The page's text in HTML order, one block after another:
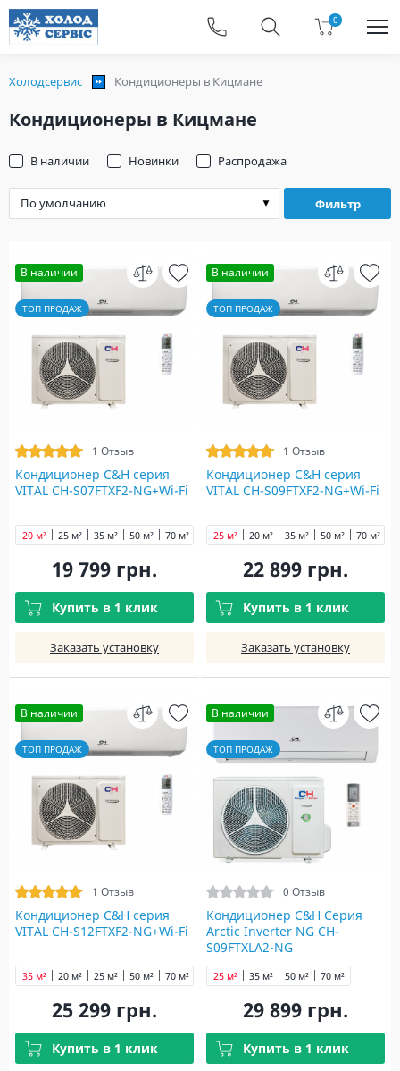
0
Холодсервис Кондиционеры в Кицмане
Кондиционеры в Кицмане
Фильтр
В наличии Новинки Распродажа
В наличии
ТОП ПРОДАЖ
1 Отзыв
Кондиционер C&H cерия
VITAL CH-S07FTXF2-NG+Wi-Fi
20 м² 25 м² 35 м² 50 м² 70 м²
19 799 грн.
Купить в 1 клик
Заказать установку
В наличии
ТОП ПРОДАЖ
1 Отзыв
Кондиционер C&H cерия
VITAL CH-S09FTXF2-NG+Wi-Fi
20 м²
25 м² 35 м² 50 м² 70 м²
22 899 грн.
Купить в 1 клик
Заказать установку
В наличии
ТОП ПРОДАЖ
1 Отзыв
Кондиционер C&H cерия
VITAL CH-S12FTXF2-NG+Wi-Fi
20 м² 25 м²
35 м² 50 м² 70 м²
25 299 грн.
Купить в 1 клик
В наличии
ТОП ПРОДАЖ
0 Отзыв
Кондиционер C&H Серия
Arctic Inverter NG CH-
S09FTXLA2-NG
25 м² 35 м² 50 м² 70 м²
29 899 грн.
Купить в 1 клик